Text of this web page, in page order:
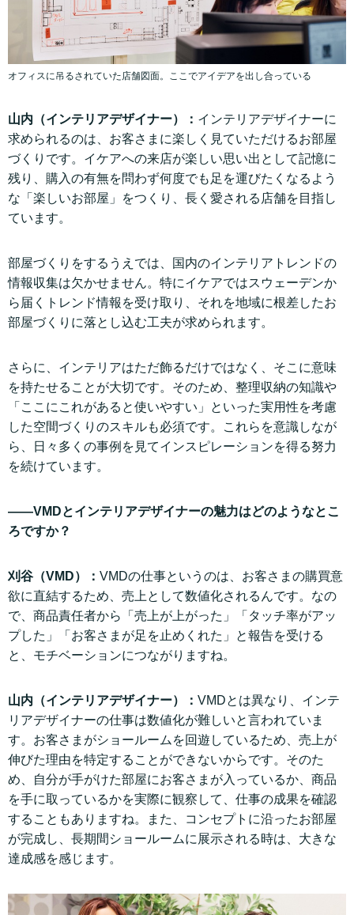
オフィスに吊るされていた店舗図面。ここでアイデアを出し合っている
山内（インテリアデザイナー）： インテリアデザイナーに
求められるのは、お客さまに楽しく見ていただけるお部屋
づくりです。イケアへの来店が楽しい思い出として記憶に
残り、購入の有無を問わず何度でも足を運びたくなるよう
な「楽しいお部屋」をつくり、長く愛される店舗を目指し
ています。
部屋づくりをするうえでは、国内のインテリアトレンドの
情報収集は欠かせません。特にイケアではスウェーデンか
ら届くトレンド情報を受け取り、それを地域に根差したお
部屋づくりに落とし込む工夫が求められます。
さらに、インテリアはただ飾るだけではなく、そこに意味
を持たせることが大切です。そのため、整理収納の知識や
「ここにこれがあると使いやすい」といった実用性を考慮
した空間づくりのスキルも必須です。これらを意識しなが
ら、日々多くの事例を見てインスピレーションを得る努力
を続けています。
——VMDとインテリアデザイナーの魅力はどのようなとこ
ろですか？
刈谷（VMD）： VMDの仕事というのは、お客さまの購買意
欲に直結するため、売上として数値化されるんです。なの
で、商品責任者から「売上が上がった」「タッチ率がアッ
プした」「お客さまが足を止めくれた」と報告を受ける
と、モチベーションにつながりますね。
山内（インテリアデザイナー）： VMDとは異なり、インテ
リアデザイナーの仕事は数値化が難しいと言われていま
す。お客さまがショールームを回遊しているため、売上が
伸びた理由を特定することができないからです。そのた
め、自分が手がけた部屋にお客さまが入っているか、商品
を手に取っているかを実際に観察して、仕事の成果を確認
することもありますね。また、コンセプトに沿ったお部屋
が完成し、長期間ショールームに展示される時は、大きな
達成感を感じます。